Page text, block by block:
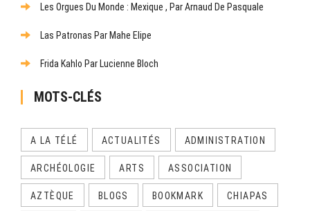
Les Orgues Du Monde : Mexique , Par Arnaud De Pasquale
Las Patronas Par Mahe Elipe
Frida Kahlo Par Lucienne Bloch
MOTS-CLÉS
A LA TÉLÉ ACTUALITÉS ADMINISTRATION
ARCHÉOLOGIE ARTS ASSOCIATION
AZTÈQUE BLOGS BOOKMARK CHIAPAS